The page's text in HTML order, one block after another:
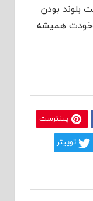
بلوند بودن
خودت همیشه
پینترست
توییتر